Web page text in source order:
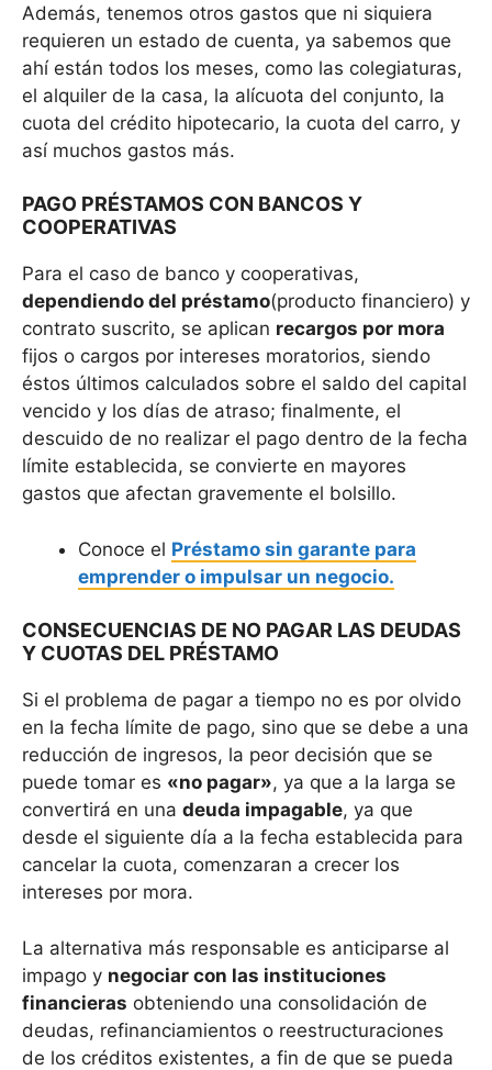
Además, tenemos otros gastos que ni siquiera
requieren un estado de cuenta, ya sabemos que
ahí están todos los meses, como las colegiaturas,
el alquiler de la casa, la alícuota del conjunto, la
cuota del crédito hipotecario, la cuota del carro, y
así muchos gastos más.
PAGO PRÉSTAMOS CON BANCOS Y
COOPERATIVAS
Para el caso de banco y cooperativas,
dependiendo del préstamo(producto financiero) y
contrato suscrito, se aplican recargos por mora
fijos o cargos por intereses moratorios, siendo
éstos últimos calculados sobre el saldo del capital
vencido y los días de atraso; finalmente, el
descuido de no realizar el pago dentro de la fecha
límite establecida, se convierte en mayores
gastos que afectan gravemente el bolsillo.
Conoce el Préstamo sin garante para
emprender o impulsar un negocio.
CONSECUENCIAS DE NO PAGAR LAS DEUDAS
Y CUOTAS DEL PRÉSTAMO
Si el problema de pagar a tiempo no es por olvido
en la fecha límite de pago, sino que se debe a una
reducción de ingresos, la peor decisión que se
puede tomar es «no pagar», ya que a la larga se
convertirá en una deuda impagable, ya que
desde el siguiente día a la fecha establecida para
cancelar la cuota, comenzaran a crecer los
intereses por mora.
La alternativa más responsable es anticiparse al
impago y negociar con las instituciones
financieras obteniendo una consolidación de
deudas, refinanciamientos o reestructuraciones
de los créditos existentes, a fin de que se pueda